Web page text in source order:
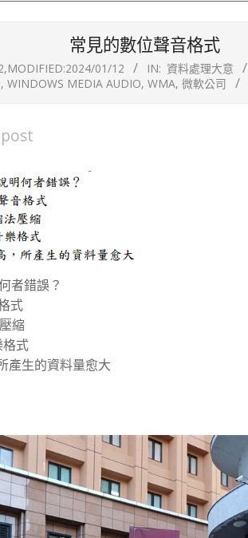
常見的數位聲音格式
,MODIFIED:2024/01/12 IN: 資料處理大意
, WINDOWS MEDIA AUDIO, WMA, 微軟公司
者錯誤？
式
縮
格式
產生的資料量愈大